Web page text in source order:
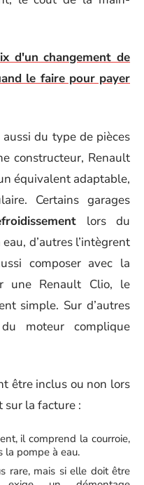
d'un changement de
le faire pour payer
du type de pièces
constructeur, Renault
équivalent adaptable,
Certains garages
lors du
d’autres l’intègrent
composer avec la
une Renault Clio, le
simple. Sur d’autres
moteur complique
être inclus ou non lors
sur la facture :
il comprend la courroie,
la pompe à eau.
rare, mais si elle doit être